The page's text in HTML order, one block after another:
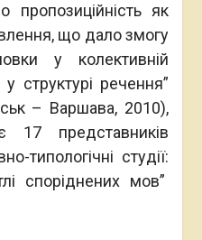
пропозиційність як
що дало змогу
у колективній
структурі речення”
– Варшава, 2010),
17 представників
типологічні студії:
споріднених мов”